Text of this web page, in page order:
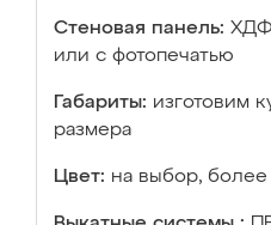
Стеновая панель: ХДФ
или с фотопечатью
Габариты: изготовим
размера
Цвет: на выбор, более